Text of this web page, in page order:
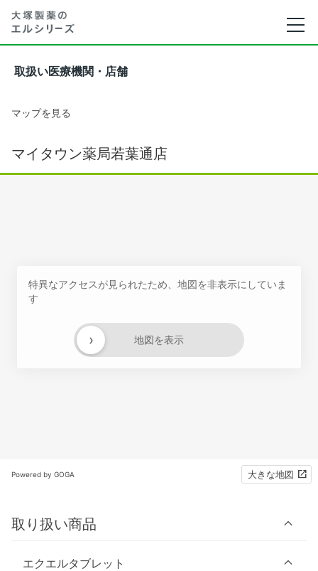
取扱い医療機関・店舗
マップを見る
マイタウン薬局若葉通店
特異なアクセスが見られたため、地図を非表示にしていま
す
地図を表示
›
Powered by GOGA 大きな地図
取り扱い商品
エクエルタブレット